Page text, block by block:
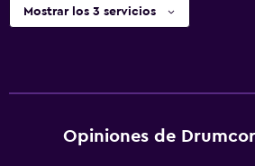
Mostrar los 3 servicios
Opiniones de